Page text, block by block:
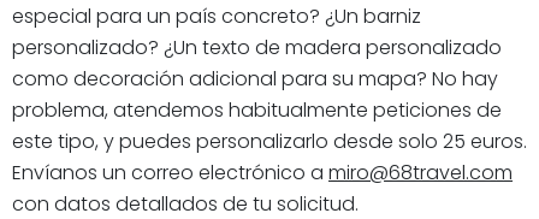
especial para un país concreto? ¿Un barniz
personalizado? ¿Un texto de madera personalizado
como decoración adicional para su mapa? No hay
problema, atendemos habitualmente peticiones de
este tipo, y puedes personalizarlo desde solo 25 euros.
Envíanos un correo electrónico a miro@68travel.com
con datos detallados de tu solicitud.